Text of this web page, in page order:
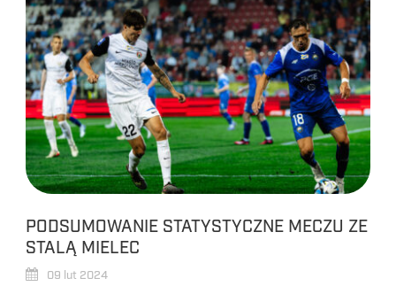
PODSUMOWANIE STATYSTYCZNE MECZU ZE
STALĄ MIELEC
09 lut 2024